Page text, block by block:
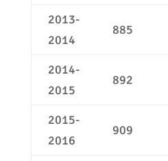
2013-
2014
885
2014-
2015
892
2015-
2016
909